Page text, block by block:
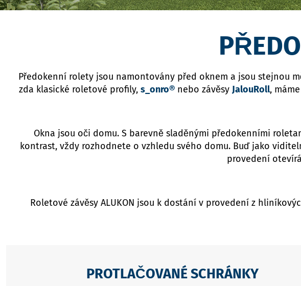
Předokenní rolety jsou namontovány před oknem a jsou stejnou
zda klasické roletové profily, s_onro® nebo závěsy JalouRoll,
Okna jsou oči domu. S barevně sladěnými předokenními
kontrast, vždy rozhodnete o vzhledu svého domu. Buď jako
provedení
Roletové závěsy ALUKON jsou k dostání v provedení z
PROTLAČOVANÉ SCHRÁNKY